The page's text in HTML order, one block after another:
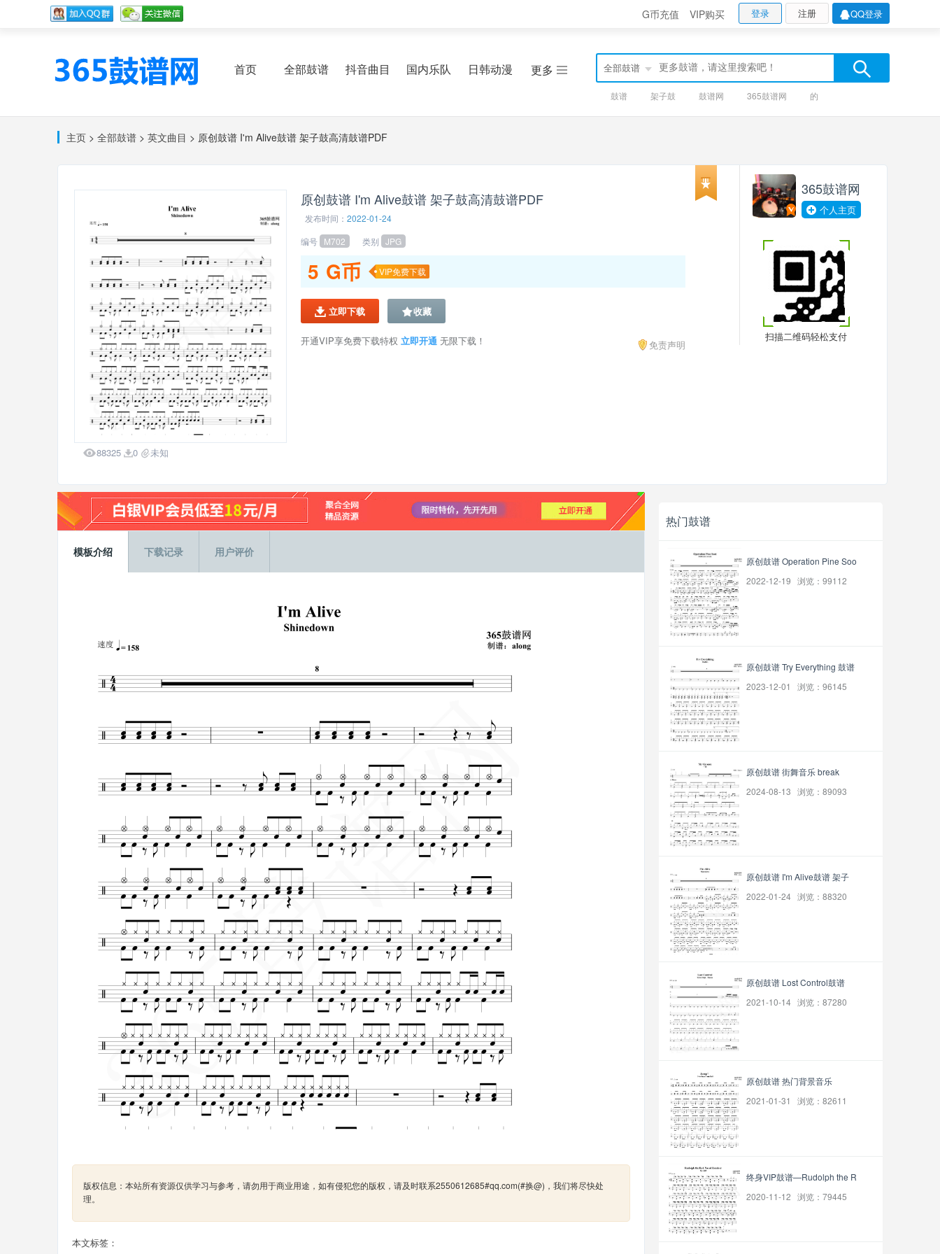
登录 注册 QQ登录
G币充值 VIP购买
首页 全部鼓谱 抖音曲目 国内乐队 日韩动漫 更多 全部鼓谱
鼓谱 架子鼓 鼓谱网 365鼓谱网 的
主页 > 全部鼓谱 > 英文曲目 > 原创鼓谱 I'm Alive鼓谱 架子鼓高清鼓谱PDF
88325 0 未知
原创鼓谱 I'm Alive鼓谱 架子鼓高清鼓谱PDF
发布时间： 2022-01-24
编号 M702 类别 JPG
5 G币 VIP免费下载
 立即下载 收藏
开通VIP享免费下载特权 立即开通 无限下载！ 免责声明
365鼓谱网
个人主页
扫描二维码轻松支付
模板介绍 下载记录 用户评价
版权信息：本站所有资源仅供学习与参考，请勿用于商业用途，如有侵犯您的版权，请及时联系2550612685#qq.com(#换@)，我们将尽快处
理。
本文标签：
热门鼓谱
原创鼓谱 Operation Pine Soo
2022-12-19 浏览：99112
原创鼓谱 Try Everything 鼓谱
2023-12-01 浏览：96145
原创鼓谱 街舞音乐 break
2024-08-13 浏览：89093
原创鼓谱 I'm Alive鼓谱 架子
2022-01-24 浏览：88320
原创鼓谱 Lost Control鼓谱
2021-10-14 浏览：87280
原创鼓谱 热门背景音乐
2021-01-31 浏览：82611
终身VIP鼓谱—Rudolph the R
2020-11-12 浏览：79445